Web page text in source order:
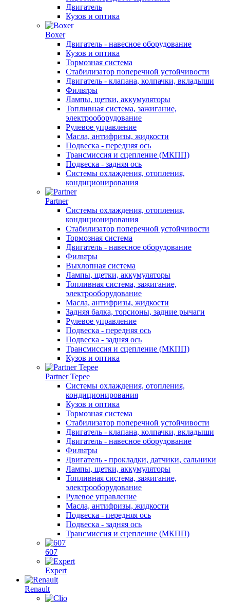
Двигатель
Кузов и оптика
Boxer
Двигатель - навесное оборудование
Кузов и оптика
Тормозная система
Стабилизатор поперечной устойчивости
Двигатель - клапана, колпачки, вкладыши
Фильтры
Лампы, щетки, аккумуляторы
Топливная система, зажигание,
электрооборудование
Рулевое управление
Масла, антифризы, жидкости
Подвеска - передняя ось
Трансмиссия и сцепление (МКПП)
Подвеска - задняя ось
Системы охлаждения, отопления,
кондиционирования
Partner
Системы охлаждения, отопления,
кондиционирования
Стабилизатор поперечной устойчивости
Тормозная система
Двигатель - навесное оборудование
Фильтры
Выхлопная система
Лампы, щетки, аккумуляторы
Топливная система, зажигание,
электрооборудование
Масла, антифризы, жидкости
Задняя балка, торсионы, задние рычаги
Рулевое управление
Подвеска - передняя ось
Подвеска - задняя ось
Трансмиссия и сцепление (МКПП)
Кузов и оптика
Partner Tepee
Системы охлаждения, отопления,
кондиционирования
Кузов и оптика
Тормозная система
Стабилизатор поперечной устойчивости
Двигатель - клапана, колпачки, вкладыши
Двигатель - навесное оборудование
Фильтры
Двигатель - прокладки, датчики, сальники
Лампы, щетки, аккумуляторы
Топливная система, зажигание,
электрооборудование
Рулевое управление
Масла, антифризы, жидкости
Подвеска - передняя ось
Подвеска - задняя ось
Трансмиссия и сцепление (МКПП)
607
Expert
Renault